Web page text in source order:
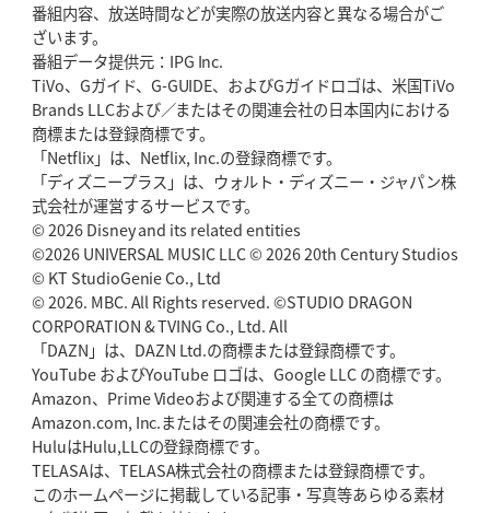
2026年5月21日(木)更新
狭山RG、ライチェル海遥スタッフ入り
ッション
2026年5月14日(木)更新
神戸、1位通過の立役者レタリック
「悲運の闘将」宮地克実氏死去 熱血指導で埼玉WKの基礎築く
2026年4月30日(木)更新
BR東京、「ユニバーサルデー」の意義「特別からノーマルへ」が最終
ゴール
2026年4月23日(木)更新
元代表ラピース、今季限りで引退「クボタは10年いた自分のホーム」
2026年4月16日(木)更新
BL東京「強化拠点」を「共有財産」に新クラブハウスは「皆に開かれ
た空間」
番組内容、放送時間などが実際の放送内容と異なる場合がご
ざいます。
番組データ提供元：IPG Inc.
TiVo、Gガイド、G-GUIDE、およびGガイドロゴは、米国TiVo
Brands LLCおよび／またはその関連会社の日本国内における
商標または登録商標です。
「Netflix」は、Netflix, Inc.の登録商標です。
「ディズニープラス」は、ウォルト・ディズニー・ジャパン株
式会社が運営するサービスです。
© 2026 Disney and its related entities
©2026 UNIVERSAL MUSIC LLC © 2026 20th Century Studios
© KT StudioGenie Co., Ltd
© 2026. MBC. All Rights reserved. ©STUDIO DRAGON
CORPORATION & TVING Co., Ltd. All
「DAZN」は、DAZN Ltd.の商標または登録商標です。
YouTube およびYouTube ロゴは、Google LLC の商標です。
Amazon、Prime Videoおよび関連する全ての商標は
Amazon.com, Inc.またはその関連会社の商標です。
HuluはHulu,LLCの登録商標です。
TELASAは、TELASA株式会社の商標または登録商標です。
このホームページに掲載している記事・写真等あらゆる素材